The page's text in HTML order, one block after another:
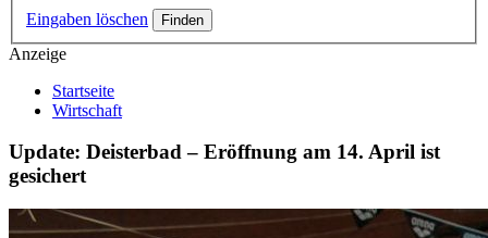
Eingaben löschen
Anzeige
Startseite
Wirtschaft
Update: Deisterbad – Eröffnung am 14. April ist
gesichert